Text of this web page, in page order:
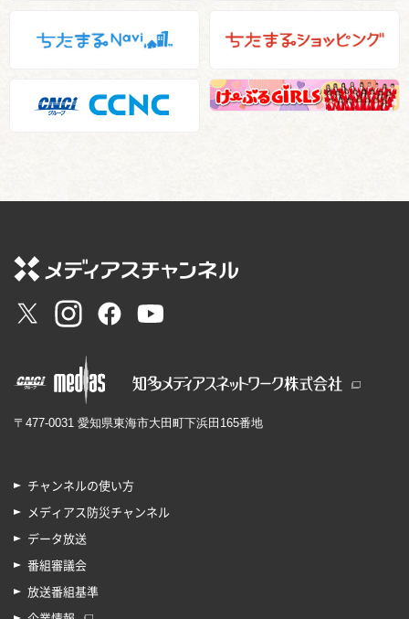
〒477-0031 愛知県東海市大田町下浜田165番地
チャンネルの使い方
メディアス防災チャンネル
データ放送
番組審議会
放送番組基準